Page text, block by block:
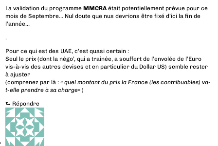
La validation du programmeMMCRAétait potentiellement prévue pour ce
mois de Septembre… Nul doute que nus devrions être fixé d’ici la fin de
l’année…
.
Pour ce qui est des UAE, c’est quasi certain :
Seul le prix (dont la négo’, qui a trainée, a souffert de l’envolée de l’Euro
vis-à-vis des autres devises et en particulier du Dollar US) semble rester
à ajuster
(comprenez par là : «quel montant du prix la France (les contribuables) va-
t-elle prendre à sa charge« )
⮑ Répondre